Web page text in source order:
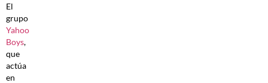
El
grupo
Yahoo
Boys,
que
actúa
en